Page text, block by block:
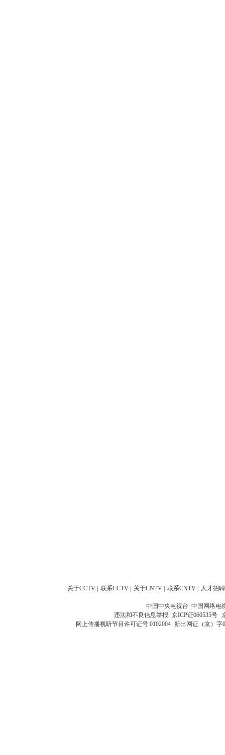
关于CCTV 联系CCTV 关于CNTV 联系CNTV 人才招聘
中国中央电视台 中国网络电
违法和不良信息举报 京ICP证060535号
网上传播视听节目许可证号 0102004 新出网证（京）